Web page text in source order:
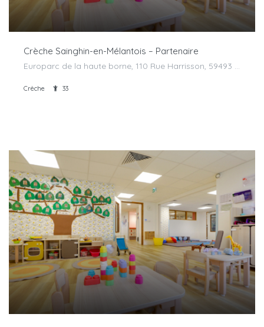
Crèche Sainghin-en-Mélantois – Partenaire
Europarc de la haute borne, 110 Rue Harrisson, 59493 Sainghin-en-Mélantois, France
Crèche 33